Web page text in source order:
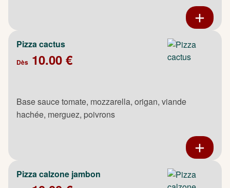
Pizza cactus
Dès 10.00 €
Base sauce tomate, mozzarella, origan, viande
hachée, merguez, poivrons
Pizza calzone jambon